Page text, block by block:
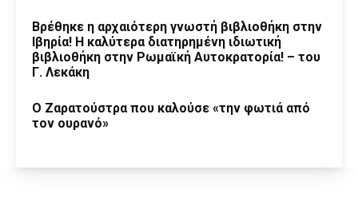
Βρέθηκε η αρχαιότερη γνωστή βιβλιοθήκη στην
Ιβηρία! Η καλύτερα διατηρημένη ιδιωτική
βιβλιοθήκη στην Ρωμαϊκή Αυτοκρατορία! – του
Γ. Λεκάκη
Ο Ζαρατούστρα που καλούσε «την φωτιά από
τον ουρανό»